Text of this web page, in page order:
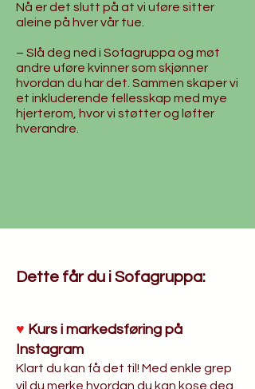
​Nå er det slutt på at vi uføre sitter
aleine på hver vår tue.
– Slå deg ned i Sofagruppa og møt
andre uføre kvinner som skjønner
hvordan du har det. Sammen skaper vi
et inkluderende fellesskap med mye
hjerterom, hvor vi støtter og løfter
hverandre.
Dette får du i Sofagruppa:
♥ Kurs i markedsføring på
Instagram
Klart du kan få det til! Med enkle grep
vil du merke hvordan du kan kose deg,